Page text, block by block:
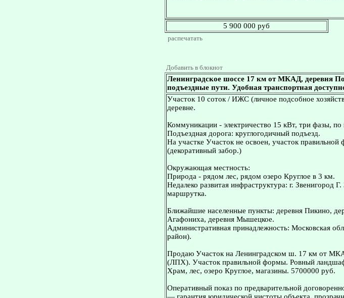
5 900 000 руб
распечатать
Добавить в блокнот
Ленинградское шоссе 17 км от МКАД, деревня
подъездные пути. Удобная транспортная
Участок 10 соток / ИЖС (личное подсобное
деревне.
Коммуникации - электричество 15 кВт, три фазы, по
Подъездная дорога: круглогодичный подъезд.
На участке Участок не освоен, участок
(декоративный забор.)
Окружающая местность:
Природа - рядом лес, рядом озеро Круглое в 3 км.
Недалеко развитая инфраструктура: г. Звенигород
маршрутка.
Ближайшие населенные пункты: деревня Пикино,
Агафониха, деревня Мышецкое.
Административная принадлежность: Московская
район).
Продаю Участок на Ленинградском ш. 17 км от
(ЛПХ). Участок правильной формы. Ровный
Храм, лес, озеро Круглое, магазины. 5700000 руб.
Оперативный показ по предварительной